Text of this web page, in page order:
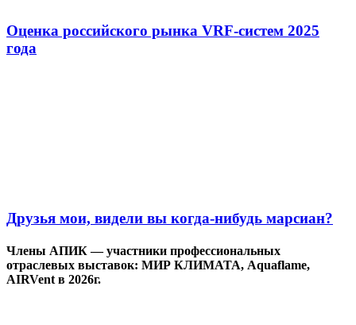
Оценка российского рынка VRF-систем 2025
года
Друзья мои, видели вы когда-нибудь марсиан?
Члены АПИК — участники профессиональных
отраслевых выставок: МИР КЛИМАТА, Aquaflame,
AIRVent в 2026г.